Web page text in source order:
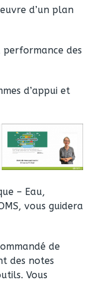
d’un plan
des
d’appui et
– Eau,
vous guidera
de
des notes
Vous